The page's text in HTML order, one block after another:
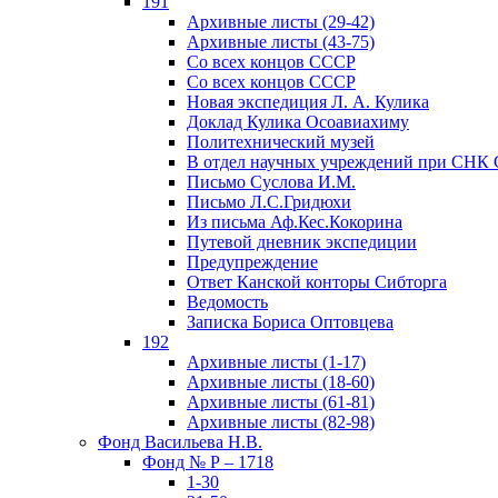
Архивные листы (29-42)
Архивные листы (43-75)
Со всех концов СССР
Со всех концов СССР
Новая экспедиция Л. А. Кулика
Доклад Кулика Осоавиахиму
Политехнический музей
В отдел научных учреждений при
Письмо Суслова И.М.
Письмо Л.С.Гридюхи
Из письма Аф.Кес.Кокорина
Путевой дневник экспедиции
Предупреждение
Ответ Канской конторы Сибторга
Ведомость
Записка Бориса Оптовцева
192
Архивные листы (1-17)
Архивные листы (18-60)
Архивные листы (61-81)
Архивные листы (82-98)
Фонд Васильева Н.В.
Фонд № Р – 1718
1-30